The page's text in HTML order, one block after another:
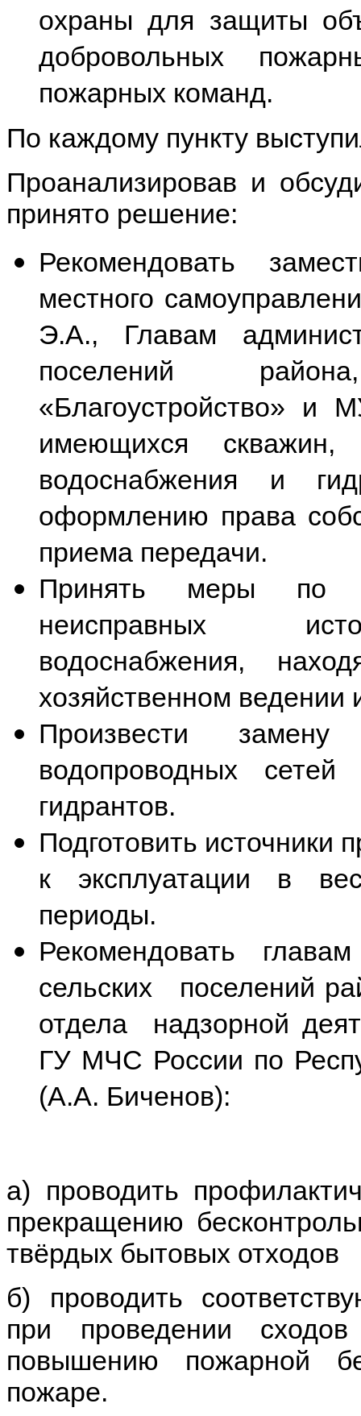
охраны для защиты
добровольных
пожарных команд.
По каждому пункту
Проанализировав и
принято решение:
Рекомендовать
местного
Э.А., Главам
поселений
«Благоустройство» и
имеющихся скважин,
водоснабжения и
оформлению права
приема передачи.
Принять меры по
неисправных
водоснабжения,
хозяйственном ведении
Произвести
водопроводных
гидрантов.
Подготовить источники
к эксплуатации в
периоды.
Рекомендовать
сельских поселений
отдела надзорной
ГУ МЧС России по
(А.А. Биченов):
а) проводить
прекращению
твёрдых бытовых отходов
б) проводить
при проведении
повышению пожарной
пожаре.